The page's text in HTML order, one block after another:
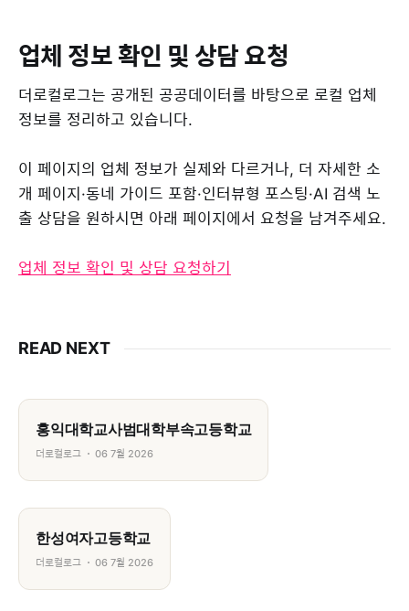
업체 정보 확인 및 상담 요청
더로컬로그는 공개된 공공데이터를 바탕으로 로컬 업체
정보를 정리하고 있습니다.
이 페이지의 업체 정보가 실제와 다르거나, 더 자세한 소
개 페이지·동네 가이드 포함·인터뷰형 포스팅·AI 검색 노
출 상담을 원하시면 아래 페이지에서 요청을 남겨주세요.
업체 정보 확인 및 상담 요청하기
READ NEXT
홍익대학교사범대학부속고등학교
더로컬로그 06 7월 2026
한성여자고등학교
더로컬로그 06 7월 2026